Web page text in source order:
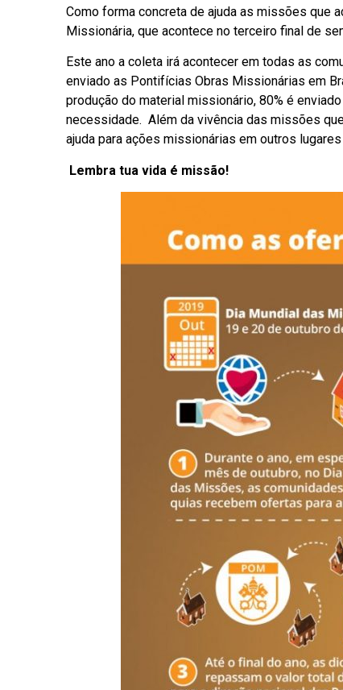
Como forma concreta de ajuda as missões que
Missionária, que acontece no terceiro final de
Este ano a coleta irá acontecer em todas as
enviado as Pontifícias Obras Missionárias em
produção do material missionário, 80% é
necessidade. Além da vivência das missões
ajuda para ações missionárias em outros
Lembra tua vida é missão!